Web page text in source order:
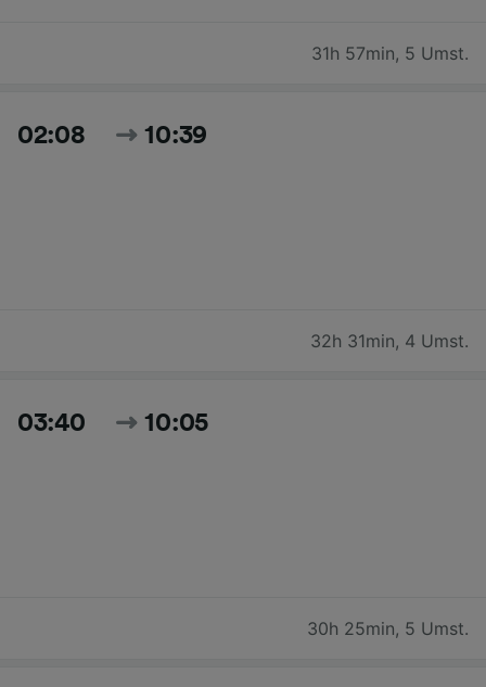
31h 57min, 5 Umst.
02:08 10:39
32h 31min, 4 Umst.
03:40 10:05
30h 25min, 5 Umst.